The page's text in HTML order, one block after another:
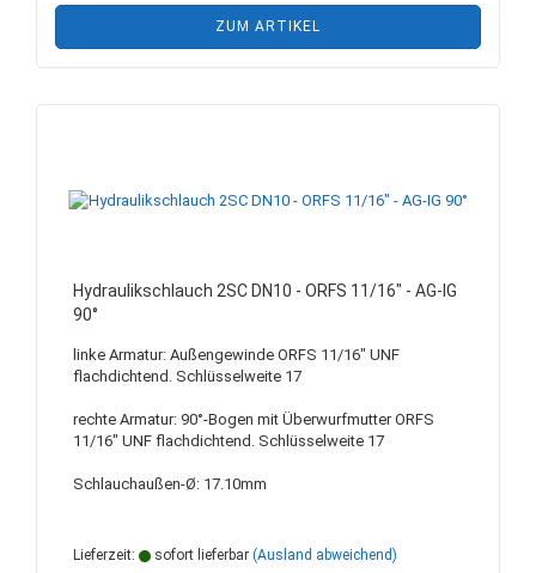
ZUM ARTIKEL
Hydraulikschlauch 2SC DN10 - ORFS 11/16" - AG-IG
90°
linke Armatur: Außengewinde ORFS 11/16" UNF
flachdichtend. Schlüsselweite 17
rechte Armatur: 90°-Bogen mit Überwurfmutter ORFS
11/16" UNF flachdichtend. Schlüsselweite 17
Schlauchaußen-Ø: 17.10mm
Lieferzeit: sofort lieferbar (Ausland abweichend)